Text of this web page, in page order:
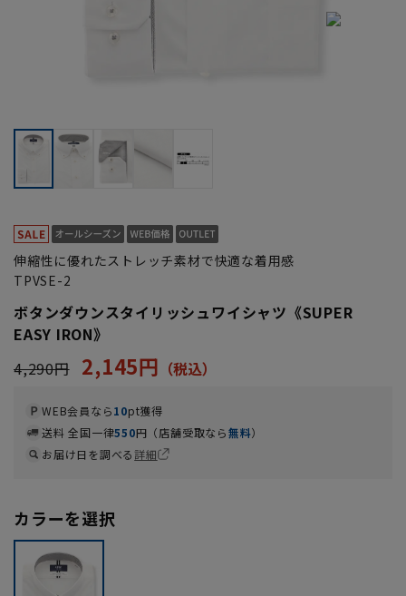
伸縮性に優れたストレッチ素材で快適な着用感
TPVSE-2
ボタンダウンスタイリッシュワイシャツ《SUPER
EASY IRON》
4,290円 2,145円
WEB会員なら10pt獲得
送料 全国一律550円（店舗受取なら無料）
お届け日を調べる詳細
カラーを選択